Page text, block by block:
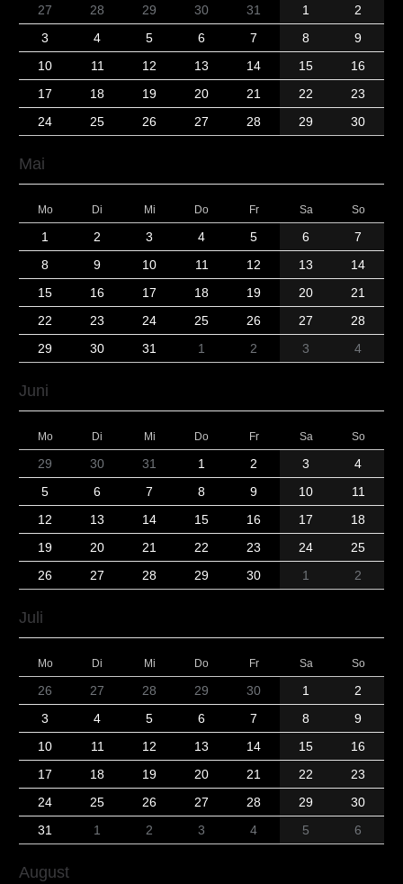
27 28 29 30 31 1
2
3
4 5 6 7 8
9
10
11 12 13 14 15
16
17
18 19 20 21 22
23
24
25 26 27 28 29 30
Mai
Mo Di Mi Do Fr Sa So
1 2 3 4 5 6
7
8
9 10 11 12 13
14
15
16 17 18 19 20
21
22
23 24 25 26 27
28
29
30 31 1 2 3 4
Juni
Mo Di Mi Do Fr Sa So
29 30 31 1 2 3
4
5
6 7 8 9 10
11
12
13 14 15 16 17
18
19
20 21 22 23 24
25
26
27 28 29 30 1 2
Juli
Mo Di Mi Do Fr Sa So
26 27 28 29 30 1
2
3
4 5 6 7 8
9
10
11 12 13 14 15
16
17
18 19 20 21 22
23
24
25 26 27 28 29
30
31
1 2 3 4 5 6
August